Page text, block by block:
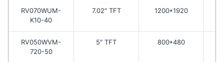
RV070WUM-
K10-40
7.02″ TFT 1200*1920
RV050WVM-
720-50
5″ TFT 800*480